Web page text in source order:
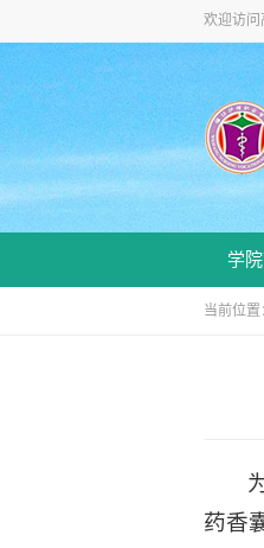
欢迎访问
学
当前位置
药香